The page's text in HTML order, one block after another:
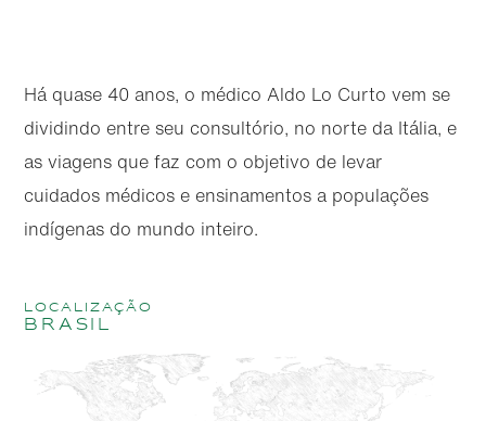
Há quase 40 anos, o médico Aldo Lo Curto vem se
dividindo entre seu consultório, no norte da Itália, e
as viagens que faz com o objetivo de levar
cuidados médicos e ensinamentos a populações
indígenas do mundo inteiro.
localização
Brasil